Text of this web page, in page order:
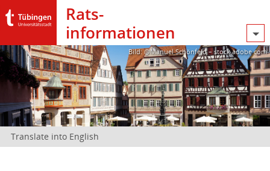
Rats­
informationen
Bild: @Manuel Schönfeld – stock.adobe.com
Translate into English